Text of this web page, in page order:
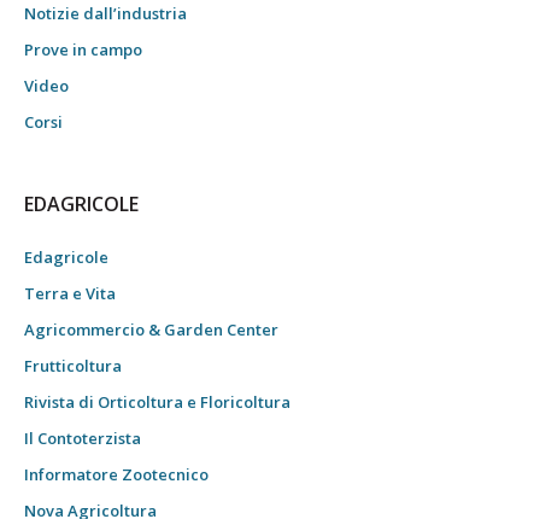
Notizie dall’industria
Prove in campo
Video
Corsi
EDAGRICOLE
Edagricole
Terra e Vita
Agricommercio & Garden Center
Frutticoltura
Rivista di Orticoltura e Floricoltura
Il Contoterzista
Informatore Zootecnico
Nova Agricoltura